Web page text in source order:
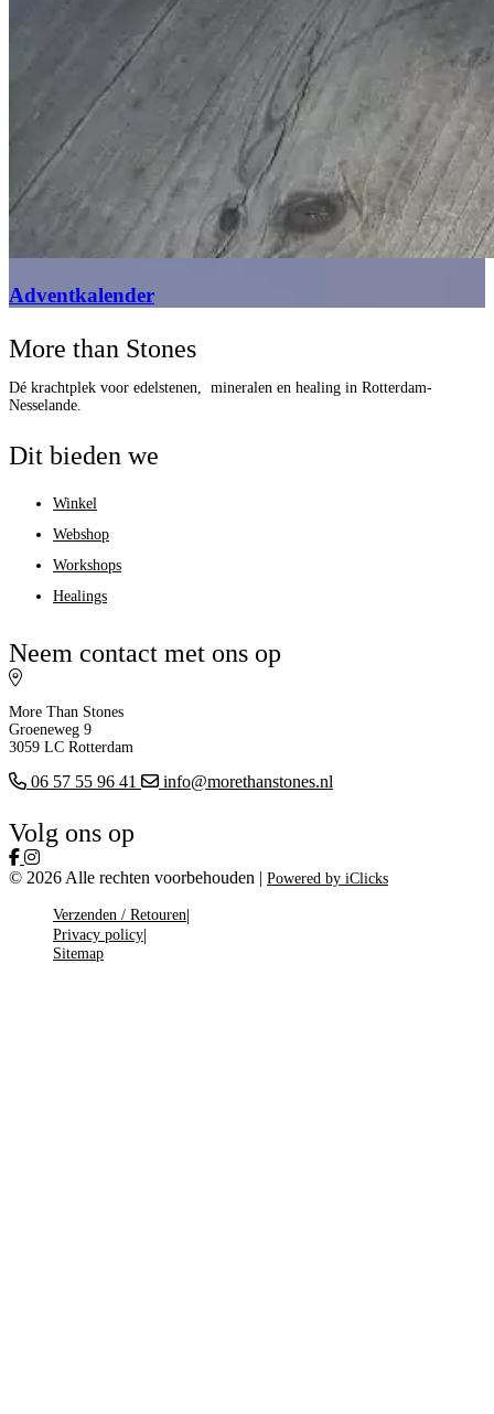
Adventkalender
More than Stones
Dé krachtplek voor edelstenen, mineralen en healing in Rotterdam-
Nesselande.
Dit bieden we
Winkel
Webshop
Workshops
Healings
Neem contact met ons op
More Than Stones
Groeneweg 9
3059 LC Rotterdam
06 57 55 96 41 info@morethanstones.nl
Volg ons op
© 2026 Alle rechten voorbehouden | Powered by iClicks
Verzenden / Retouren
Privacy policy
Sitemap